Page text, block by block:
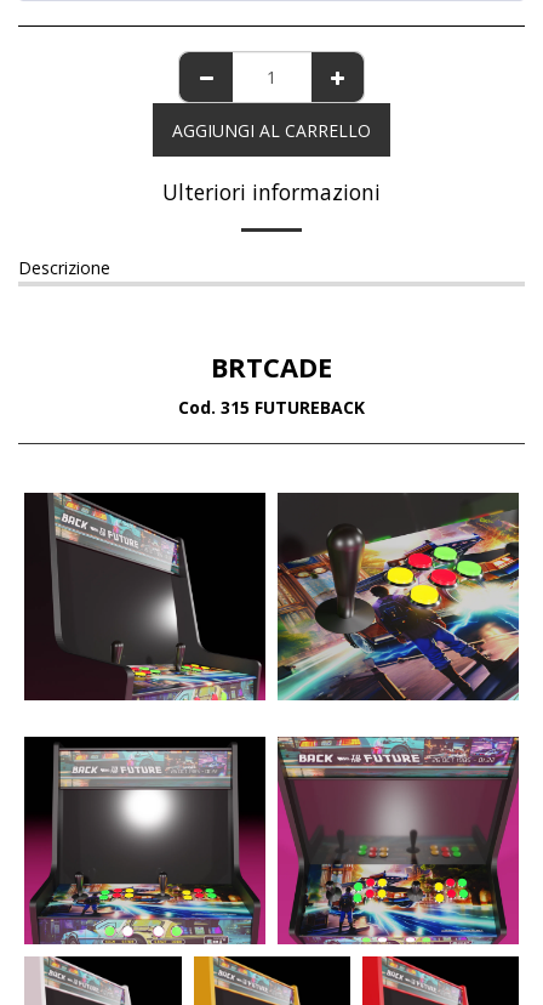
AGGIUNGI AL CARRELLO
Ulteriori informazioni
Descrizione
BRTCADE
Cod. 315 FUTUREBACK